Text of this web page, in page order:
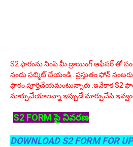
S2 ఫారంను నింపి మీ డ్రాయింగ్ ఆఫీసర్ తో
నందు సబ్మిట్ చేయండి . ప్రస్తుతం ఫోన్
ఫారం పూర్తిచేయమంటున్నారు .ఇవేకాక S2
మార్పుచేయాలన్నా ఇప్పుడే మార్పుచేసి
S2 FORM పై వివరణ
DOWNLOAD S2 FORM FOR